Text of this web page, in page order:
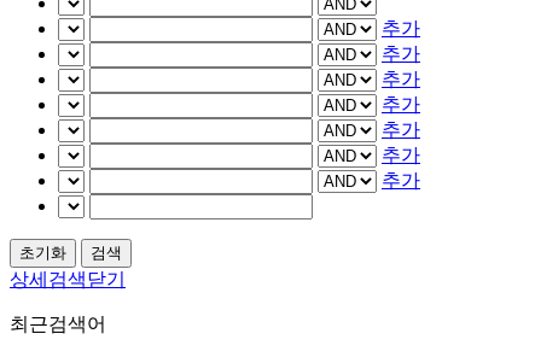
추가
추가
추가
추가
추가
추가
추가
상세검색닫기
최근검색어